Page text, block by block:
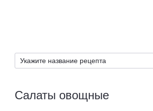
Салаты овощные